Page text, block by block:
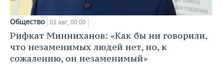
Общество 03 авг, 00:00
Рифкат Минниханов: «Как бы ни говорили,
что незаменимых людей нет, но, к
сожалению, он незаменимый»